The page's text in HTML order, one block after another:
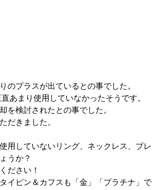
プラスが出ているとの事でした。
あまり使用していなかったそうです。
検討されたとの事でした。
だきました。
用していないリング、ネックレス、ブ
うか？
ださい！
イピン＆カフスも「金」「プラチナ」